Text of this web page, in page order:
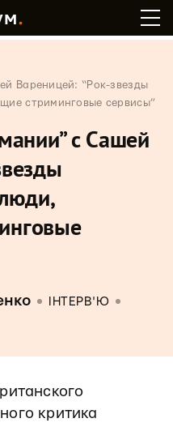
Вареницей: “Рок-звезды
стриминговые сервисы”
с Сашей
ІНТЕРВ'Ю
критика